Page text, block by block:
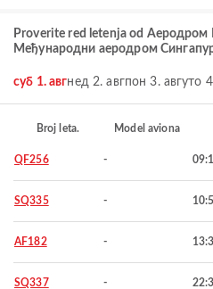
Proverite red letenja od
Међународни аеродром
суб 1. авгнед 2. авгпон 3. авгуто
Broj leta. Model aviona
QF256 -
SQ335 -
AF182 -
SQ337 -